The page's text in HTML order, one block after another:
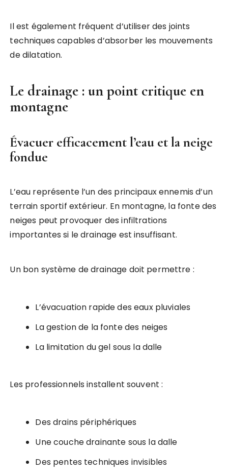
Il est également fréquent d’utiliser des joints
techniques capables d’absorber les mouvements
de dilatation.
Le drainage : un point critique en
montagne
Évacuer efficacement l’eau et la neige
fondue
L’eau représente l’un des principaux ennemis d’un
terrain sportif extérieur. En montagne, la fonte des
neiges peut provoquer des infiltrations
importantes si le drainage est insuffisant.
Un bon système de drainage doit permettre :
L’évacuation rapide des eaux pluviales
La gestion de la fonte des neiges
La limitation du gel sous la dalle
Les professionnels installent souvent :
Des drains périphériques
Une couche drainante sous la dalle
Des pentes techniques invisibles